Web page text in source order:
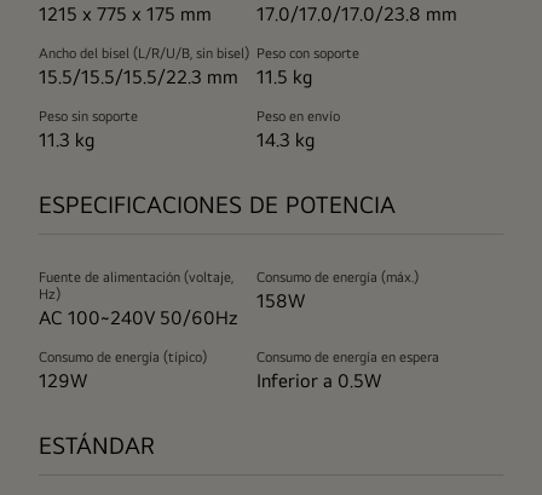
1215 x 775 x 175 mm 17.0/17.0/17.0/23.8 mm
Ancho del bisel (L/R/U/B, sin bisel)
15.5/15.5/15.5/22.3 mm
Peso con soporte
11.5 kg
Peso sin soporte
11.3 kg
Peso en envío
14.3 kg
ESPECIFICACIONES DE POTENCIA
Fuente de alimentación (voltaje,
Hz)
AC 100~240V 50/60Hz
Consumo de energía (máx.)
158W
Consumo de energía (típico)
129W
Consumo de energía en espera
Inferior a 0.5W
ESTÁNDAR